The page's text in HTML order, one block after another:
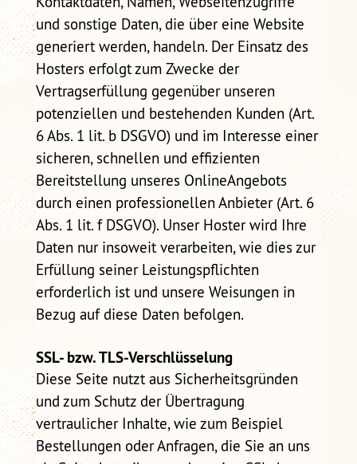
und sonstige Daten, die über eine Website
generiert werden, handeln. Der Einsatz des
Hosters erfolgt zum Zwecke der
Vertragserfüllung gegenüber unseren
potenziellen und bestehenden Kunden (Art.
6 Abs. 1 lit. b DSGVO) und im Interesse einer
sicheren, schnellen und effizienten
Bereitstellung unseres OnlineAngebots
durch einen professionellen Anbieter (Art. 6
Abs. 1 lit. f DSGVO). Unser Hoster wird Ihre
Daten nur insoweit verarbeiten, wie dies zur
Erfüllung seiner Leistungspflichten
erforderlich ist und unsere Weisungen in
Bezug auf diese Daten befolgen.
SSL- bzw. TLS-Verschlüsselung
Diese Seite nutzt aus Sicherheitsgründen
und zum Schutz der Übertragung
vertraulicher Inhalte, wie zum Beispiel
Bestellungen oder Anfragen, die Sie an uns